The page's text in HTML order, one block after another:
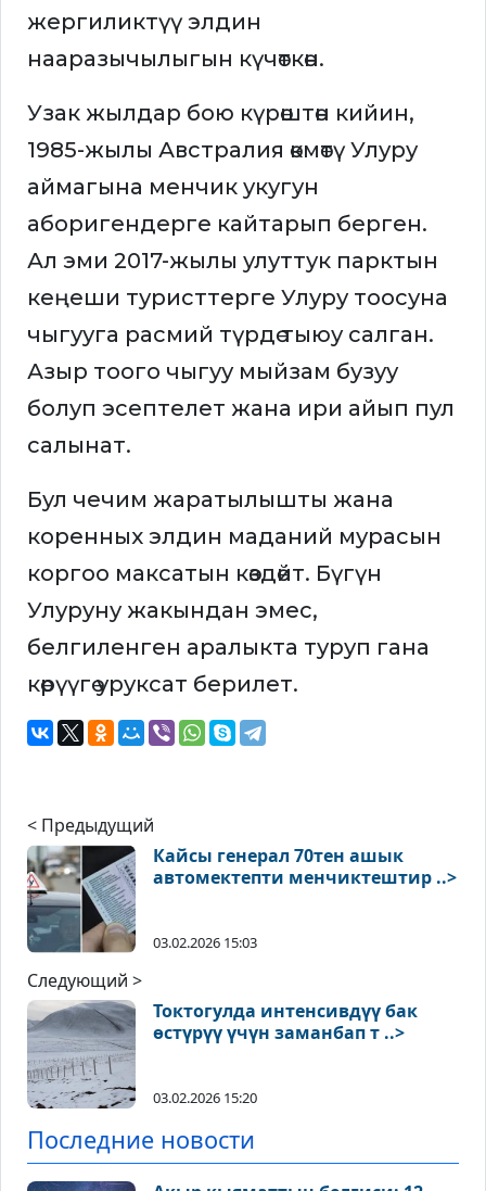
жергиликтүү элдин
нааразычылыгын күчөткөн.
Узак жылдар бою күрөштөн кийин,
1985-жылы Австралия өкмөтү Улуру
аймагына менчик укугун
аборигендерге кайтарып берген.
Ал эми 2017-жылы улуттук парктын
кеңеши туристтерге Улуру тоосуна
чыгууга расмий түрдө тыюу салган.
Азыр тоого чыгуу мыйзам бузуу
болуп эсептелет жана ири айып пул
салынат.
Бул чечим жаратылышты жана
коренных элдин маданий мурасын
коргоо максатын көздөйт. Бүгүн
Улуруну жакындан эмес,
белгиленген аралыкта туруп гана
көрүүгө уруксат берилет.
< Предыдущий
Кайсы генерал 70тен ашык
автомектепти менчиктештир ..>
03.02.2026 15:03
Следующий >
Токтогулда интенсивдүү бак
өстүрүү үчүн заманбап т ..>
03.02.2026 15:20
Последние новости